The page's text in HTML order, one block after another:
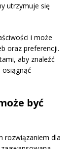
utrzymuje się
i może
oraz preferencji.
aby znaleźć
być
rozwiązaniem dla